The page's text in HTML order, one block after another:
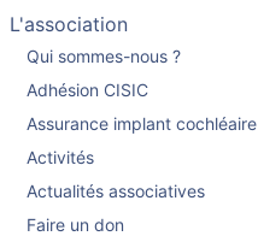
L'association
Qui sommes-nous ?
Adhésion CISIC
Assurance implant cochléaire
Activités
Actualités associatives
Faire un don